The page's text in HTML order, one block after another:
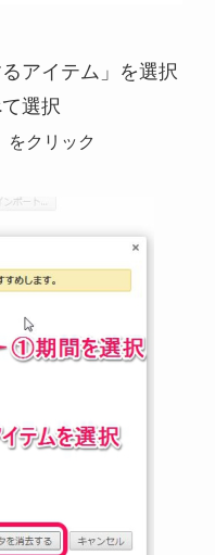
アイテム」を選択
選択
をクリック